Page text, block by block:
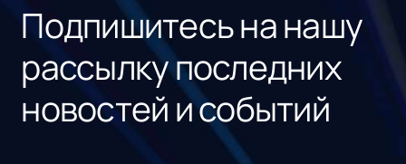
Подпишитесь на нашу
рассылку последних
новостей и событий